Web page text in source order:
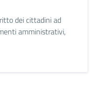
dei cittadini ad
amministrativi,